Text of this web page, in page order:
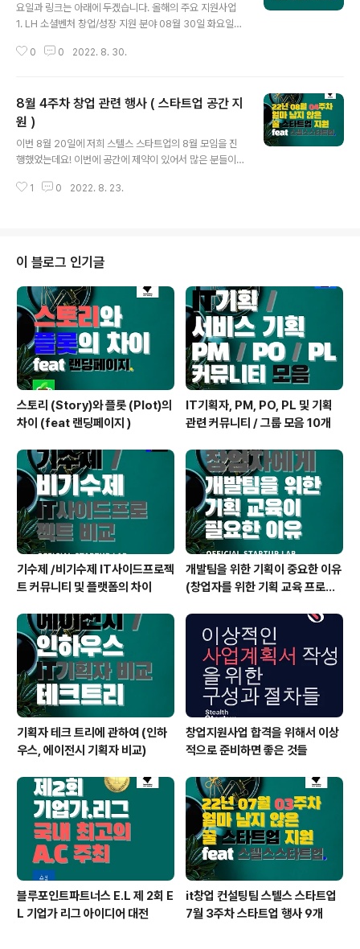
요일과 링크는 아래에 두겠습니다. 올해의 주요 지원사업
1. LH 소셜벤처 창업/성장 지원 분야 08월 30일 화요일까
업 공모전 제1회 4. FV Start Program 패스트벤처스 08
지 7. 삼성, C-Lab Outside 5기 8. 물류 스타트업 창업
공모전 9. 스마트시티 창업 공모전 - 스마트팜, 스마트팩토
리는 제외 09월 02일 금요일까지 총 합 3.0 만 명 규모의
IT모임이 제휴하여 컨소시엄을 맺었습니다. 파트너십 문의
| Linktr..
0 0 2022. 8. 30.
8월 4주차 창업 관련 행사 ( 스타트업 공간 지
원 )
이번 8월 20일에 저희 스텔스 스타트업의 8월 모임을 진
행했었는데요! 이번에 공간에 제약이 있어서 많은 분들이
아쉽습니다. 9월 16일에는 홍대에서 진행 할 예정이며 20
신청 👉 https://forms.gle/mR9GVRdmpX7H2cG
CA 9월 16일 금요일 홍대 네트워킹 파티 사전 예약 해당
모임은 직장인 창업가 모임 스텔스스타트업과 엔지니어,
개발자, 디자이너, PM들의 모임 사이드프로젝트에서 같이
연합하여 만든 it모임 연합 it cartel 주관하는 정기 행사
1 0 2022. 8. 23.
이 블로그 인기글
스토리 (Story)와 플롯 (Plot)의
차이 (feat 랜딩페이지 )
IT기획자, PM, PO, PL 및 기획
관련 커뮤니티 / 그룹 모음 10개
기수제 /비기수제 IT사이드프로젝
트 커뮤니티 및 플랫폼의 차이
개발팀을 위한 기획이 중요한 이유
(창업자를 위한 기획 교육 프로그
기획자 테크 트리에 관하여 (인하
우스, 에이전시 기획자 비교)
창업지원사업 합격을 위해서 이상
적으로 준비하면 좋은 것들
블루포인트파트너스 E.L 제 2회 E
L 기업가 리그 아이디어 대전
it창업 컨설팅팀 스텔스 스타트업
7월 3주차 스타트업 행사 9개